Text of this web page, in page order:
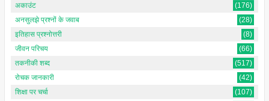
अकाउंट
(176)
अनसुलझे प्रश्नों के जवाब
(28)
इतिहास प्रश्नोत्तरी
(8)
जीवन परिचय
(66)
तकनीकी शब्द
(517)
रोचक जानकारी
(42)
शिक्षा पर चर्चा
(107)